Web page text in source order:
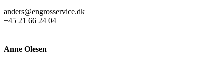
anders@engrosservice.dk
+45 21 66 24 04
Anne Olesen